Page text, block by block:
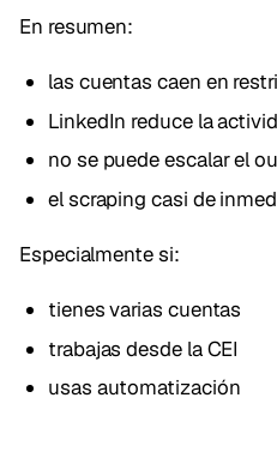
En resumen:
las cuentas caen en
LinkedIn reduce la
no se puede escalar el
el scraping casi de
Especialmente si:
tienes varias cuentas
trabajas desde la CEI
usas automatización